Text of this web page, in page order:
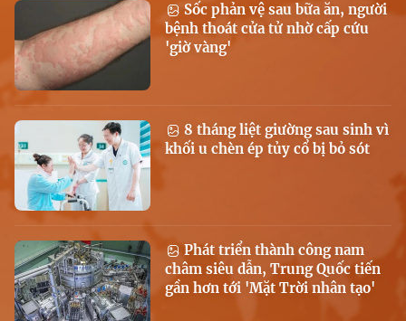
Sốc phản vệ sau bữa ăn, người
bệnh thoát cửa tử nhờ cấp cứu
'giờ vàng'
8 tháng liệt giường sau sinh vì
khối u chèn ép tủy cổ bị bỏ sót
Phát triển thành công nam
châm siêu dẫn, Trung Quốc tiến
gần hơn tới 'Mặt Trời nhân tạo'